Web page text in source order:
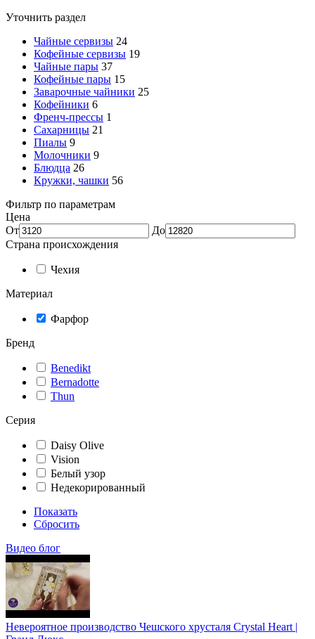
Уточнить раздел
Чайные сервизы 24
Кофейные сервизы 19
Чайные пары 37
Кофейные пары 15
Заварочные чайники 25
Кофейники 6
Френч-прессы 1
Сахарницы 21
Пиалы 9
Молочники 9
Блюдца 26
Кружки, чашки 56
Фильтр по параметрам
Цена
От
До
Страна происхождения
Чехия
Материал
Фарфор
Бренд
Benedikt
Bernadotte
Thun
Серия
Daisy Olive
Vision
Белый узор
Недекорированный
Показать
Сбросить
Видео блог
Невероятное производство Чешского хрусталя Crystal Heart |